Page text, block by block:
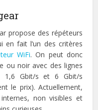
propose des répéteurs
en fait l’un des critères
WiFi. On peut donc
ou noir avec des lignes
1,6 Gbit/s et 6 Gbit/s
le prix). Actuellement,
non visibles et